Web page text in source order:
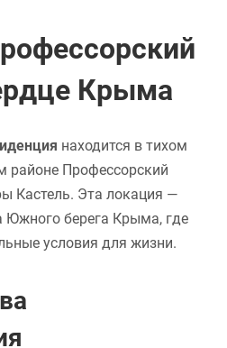
Крыма
находится в тихом
районе Профессорский
Кастель. Эта локация —
берега Крыма, где
условия для жизни.